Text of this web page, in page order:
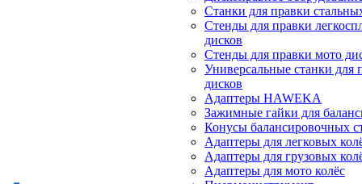
Станки для правки
Стенды для правки
дисков
Стенды для правки мото
Универсальные станки для
дисков
Адаптеры HAWEKA
Зажимные гайки для
Конусы балансировочных
Адаптеры для легковых
Адаптеры для грузовых
Адаптеры для мото колёс